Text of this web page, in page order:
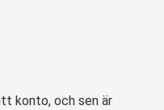
konto, och sen är